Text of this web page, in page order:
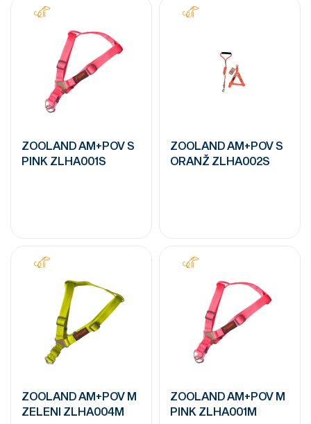
ZOOLAND AM+POV S
PINK ZLHA001S
ZOOLAND AM+POV S
ORANŽ ZLHA002S
ZOOLAND AM+POV M
ZELENI ZLHA004M
ZOOLAND AM+POV M
PINK ZLHA001M